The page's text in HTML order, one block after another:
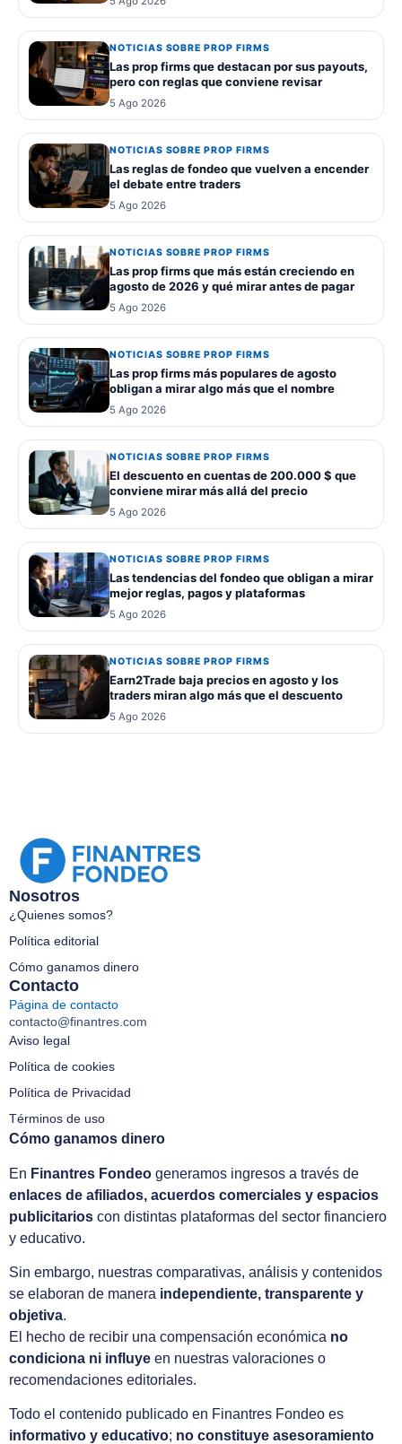
NOTICIAS SOBRE PROP FIRMS
Las prop firms que destacan por sus payouts,
pero con reglas que conviene revisar
5 Ago 2026
NOTICIAS SOBRE PROP FIRMS
Las reglas de fondeo que vuelven a encender
el debate entre traders
5 Ago 2026
NOTICIAS SOBRE PROP FIRMS
Las prop firms que más están creciendo en
agosto de 2026 y qué mirar antes de pagar
5 Ago 2026
NOTICIAS SOBRE PROP FIRMS
Las prop firms más populares de agosto
obligan a mirar algo más que el nombre
5 Ago 2026
NOTICIAS SOBRE PROP FIRMS
El descuento en cuentas de 200.000 $ que
conviene mirar más allá del precio
5 Ago 2026
NOTICIAS SOBRE PROP FIRMS
Las tendencias del fondeo que obligan a mirar
mejor reglas, pagos y plataformas
5 Ago 2026
NOTICIAS SOBRE PROP FIRMS
Earn2Trade baja precios en agosto y los
traders miran algo más que el descuento
5 Ago 2026
Nosotros
¿Quienes somos?
Política editorial
Cómo ganamos dinero
Contacto
Página de contacto
contacto@finantres.com
Aviso legal
Política de cookies
Política de Privacidad
Términos de uso
Cómo ganamos dinero
En Finantres Fondeo generamos ingresos a través de
enlaces de afiliados, acuerdos comerciales y espacios
publicitarios con distintas plataformas del sector financiero
y educativo.
Sin embargo, nuestras comparativas, análisis y contenidos
se elaboran de manera independiente, transparente y
objetiva.
El hecho de recibir una compensación económica no
condiciona ni influye en nuestras valoraciones o
recomendaciones editoriales.
Todo el contenido publicado en Finantres Fondeo es
informativo y educativo; no constituye asesoramiento